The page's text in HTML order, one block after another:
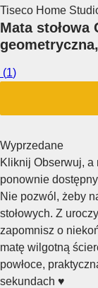
Tiseco Home
Mata stołowa
(1)
Wyprzedane
Kliknij Obserwuj, a
ponownie
Nie pozwól, żeby
stołowych. Z
zapomnisz o
matę wilgotną
powłoce,
sekundach ♥